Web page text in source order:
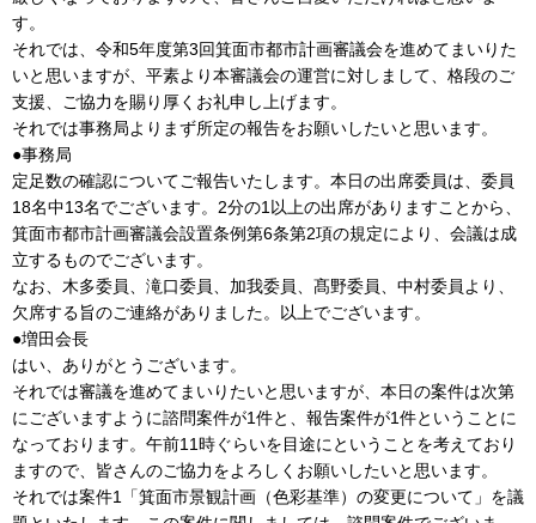
す。
それでは、令和5年度第3回箕面市都市計画審議会を進めてまいりた
いと思いますが、平素より本審議会の運営に対しまして、格段のご
支援、ご協力を賜り厚くお礼申し上げます。
それでは事務局よりまず所定の報告をお願いしたいと思います。
●事務局
定足数の確認についてご報告いたします。本日の出席委員は、委員
18名中13名でございます。2分の1以上の出席がありますことから、
箕面市都市計画審議会設置条例第6条第2項の規定により、会議は成
立するものでございます。
なお、木多委員、滝口委員、加我委員、髙野委員、中村委員より、
欠席する旨のご連絡がありました。以上でございます。
●増田会長
はい、ありがとうございます。
それでは審議を進めてまいりたいと思いますが、本日の案件は次第
にございますように諮問案件が1件と、報告案件が1件ということに
なっております。午前11時ぐらいを目途にということを考えており
ますので、皆さんのご協力をよろしくお願いしたいと思います。
それでは案件1「箕面市景観計画（色彩基準）の変更について」を議